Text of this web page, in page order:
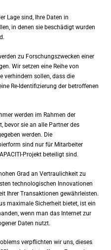
Lage sind, Ihre Daten in
in denen sie beschädigt wurden
zu Forschungszwecken einer
Wir setzen eine Reihe von
verhindern sollen, dass die
Re-Identifizierung der betroffenen
werden im Rahmen der
bevor sie an alle Partner des
werden. Die
sind nur für Mitarbeiter
Projekt beteiligt sind.
Grad an Vertraulichkeit zu
technologischen Innovationen
Ihrer Transaktionen gewährleisten.
maximale Sicherheit bietet, ist ein
wenn man das Internet zur
Daten nutzt.
verpflichten wir uns, dieses